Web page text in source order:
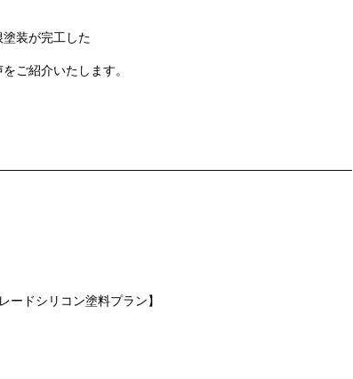
塗装が完工した
ご紹介いたします。
ードシリコン塗料プラン】